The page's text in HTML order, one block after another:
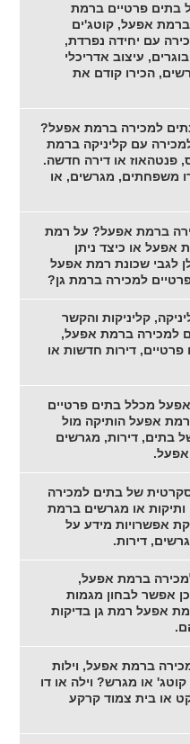
בתים פרטיים ברמת
אפעל, קוטג'ים
עם יחידה נפרדת,
עיצוב אדריכלי
הכירו קודם את
למכירה ברמת אפעל?
עם קליניקה ברמת
פנטהאוז או דירה חדשה.
משפחתים, מגרשים, או
ברמת אפעל? על רמת
בתים יד 2 רמת אפעל או כיצד ניתן
לגבי שכונת רמת אפעל
למכירה ברמת גן?
קליניקות והקשר
למכירה ברמת אפעל,
דירות חדשות או
מכלל בתים פרטיים
אפעל הותיקה מול
בתים, דירות, מגרשים
של בתים למכירה
או מגרשים ברמת
אפשרויות מידע על
דירות.
ברמת אפעל,
אפשר לבחון מגמות
אפעל רמת גן בדיקות
ברמת אפעל, וילות
או מגרש? וילה או דו
או בית צמוד קרקע